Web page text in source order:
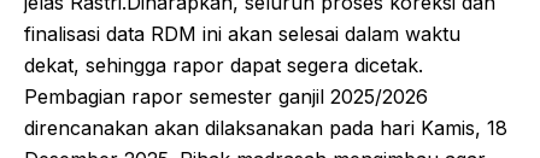
finalisasi data RDM ini akan selesai dalam waktu
dekat, sehingga rapor dapat segera dicetak.​
Pembagian rapor semester ganjil 2025/2026
direncanakan akan dilaksanakan pada hari Kamis, 18